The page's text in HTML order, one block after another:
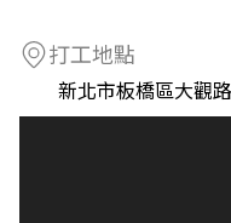
打工地點
新北市板橋區大觀